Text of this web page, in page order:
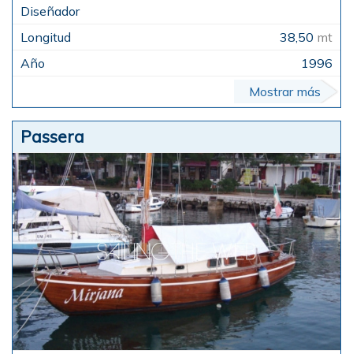
38,50 mt
1996
Mostrar más
Passera